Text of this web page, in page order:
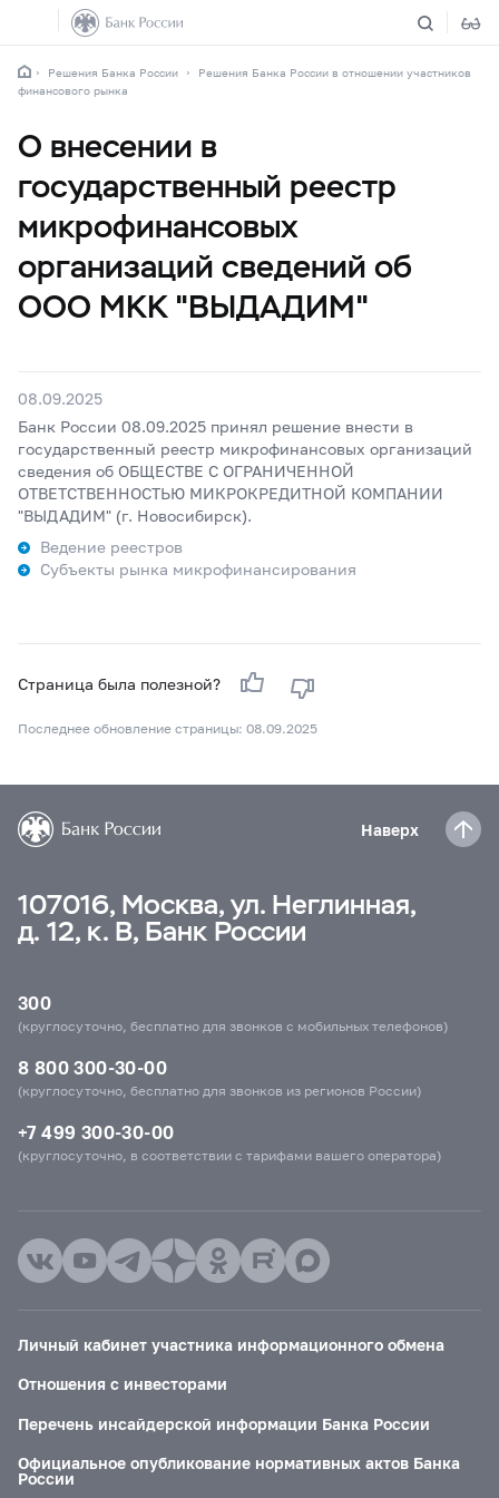
Решения Банка России
Решения Банка России в отношении участников
финансового рынка
О внесении в
государственный реестр
микрофинансовых
организаций сведений об
ООО МКК "ВЫДАДИМ"
08.09.2025
Банк России 08.09.2025 принял решение внести в
государственный реестр микрофинансовых организаций
сведения об ОБЩЕСТВЕ С ОГРАНИЧЕННОЙ
ОТВЕТСТВЕННОСТЬЮ МИКРОКРЕДИТНОЙ КОМПАНИИ
"ВЫДАДИМ" (г. Новосибирск).
Ведение реестров
Субъекты рынка микрофинансирования
Страница была полезной?
Последнее обновление страницы: 08.09.2025
Наверх
107016, Москва, ул. Неглинная,
д. 12, к. В, Банк России
300
(круглосуточно, бесплатно для звонков с мобильных телефонов)
8 800 300-30-00
(круглосуточно, бесплатно для звонков из регионов России)
+7 499 300-30-00
(круглосуточно, в соответствии с тарифами вашего оператора)
Личный кабинет участника информационного обмена
Отношения с инвесторами
Перечень инсайдерской информации Банка России
Официальное опубликование нормативных актов Банка
России